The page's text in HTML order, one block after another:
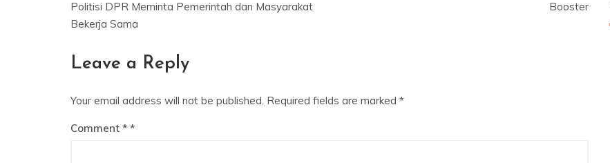
navigation
Politisi DPR Meminta Pemerintah dan Masyarakat
Bekerja Sama
Booster
Leave a Reply
Your email address will not be published. Required fields are marked *
Comment *